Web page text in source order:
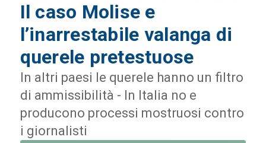
Il caso Molise e
l’inarrestabile valanga di
querele pretestuose
In altri paesi le querele hanno un filtro
di ammissibilità - In Italia no e
producono processi mostruosi contro
i giornalisti